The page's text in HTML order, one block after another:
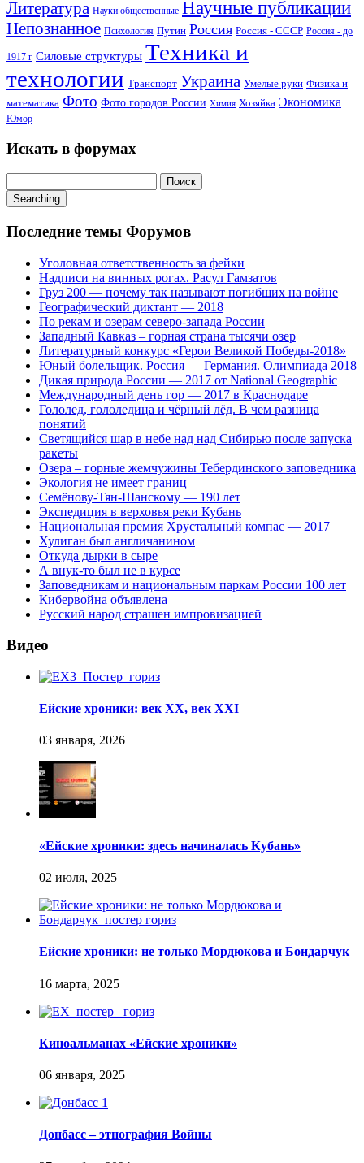
Литература Науки общественные Научные публикации
Непознанное Психология Путин Россия Россия - СССР Россия - до
1917 г Силовые структуры Техника и
технологии Транспорт Украина Умелые руки Физика и
математика Фото Фото городов России Химия Хозяйка Экономика
Юмор
Искать в форумах
Searching
Последние темы Форумов
Уголовная ответственность за фейки
Надписи на винных рогах. Расул Гамзатов
Груз 200 — почему так называют погибших на войне
Географический диктант — 2018
По рекам и озерам северо-запада России
Западный Кавказ – горная страна тысячи озер
Литературный конкурс «Герои Великой Победы-2018»
Юный болельщик. Россия — Германия. Олимпиада 2018
Дикая природа России — 2017 от National Geographic
Международный день гор — 2017 в Краснодаре
Гололед, гололедица и чёрный лёд. В чем разница
понятий
Светящийся шар в небе над над Сибирью после запуска
ракеты
Озера – горные жемчужины Тебердинского заповедника
Экология не имеет границ
Семёнову-Тян-Шанскому — 190 лет
Экспедиция в верховья реки Кубань
Национальная премия Хрустальный компас — 2017
Хулиган был англичанином
Откуда дырки в сыре
А внук-то был не в курсе
Заповедникам и национальным паркам России 100 лет
Кибервойна объявлена
Русский народ страшен импровизацией
Видео
Ейские хроники: век XX, век XXI
«Ейские хроники: здесь начиналась Кубань»
Ейские хроники: не только Мордюкова и Бондарчук
Киноальманах «Ейские хроники»
Донбасс – этнография Войны